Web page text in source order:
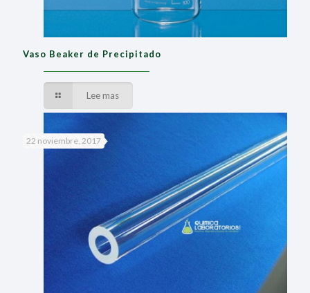
Vaso Beaker de Precipitado
Lee mas
22 noviembre, 2017